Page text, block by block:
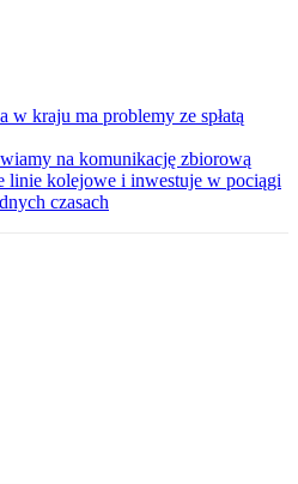
w kraju ma problemy ze spłatą
na komunikację zbiorową
linie kolejowe i inwestuje w pociągi
czasach